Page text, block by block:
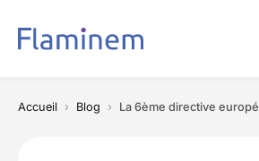
Accueil Blog La 6ème directive